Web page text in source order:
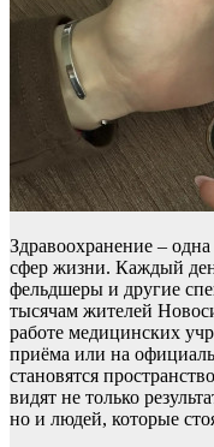
Здравоохранение –
сфер жизни. Каждый
фельдшеры и другие
тысячам жителей
работе медицинских
приёма или на
становятся
видят не только
но и людей, которые